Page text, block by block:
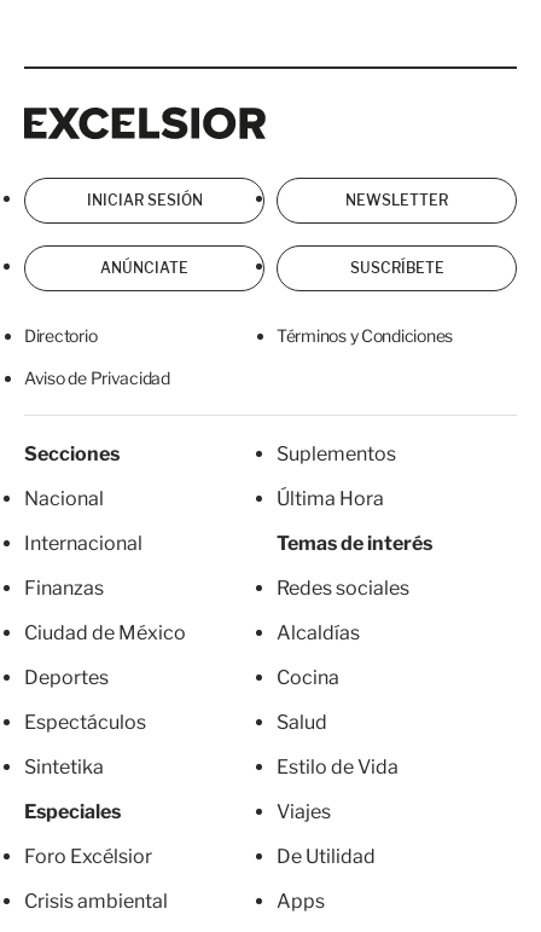
INICIAR SESIÓN NEWSLETTER
ANÚNCIATE SUSCRÍBETE
Directorio Términos y Condiciones
Aviso de Privacidad
Secciones
Nacional
Internacional
Finanzas
Ciudad de México
Deportes
Espectáculos
Sintetika
Especiales
Foro Excélsior
Crisis ambiental
Suplementos
Última Hora
Temas de interés
Redes sociales
Alcaldías
Cocina
Salud
Estilo de Vida
Viajes
De Utilidad
Apps